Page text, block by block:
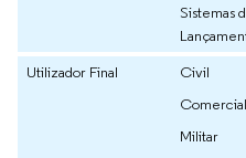
Sistemas
Utilizador Final
Civil
Comercial
Militar